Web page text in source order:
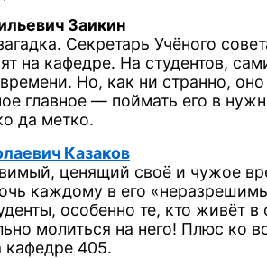
Заикин
Секретарь Учёного
на кафедре. На студентов,
Но, как ни странно,
главное — поймать его в
да метко.
Казаков
ценящий своё и чужое
каждому в его
особенно те, кто живёт в
молиться на него! Плюс ко
кафедре 405.